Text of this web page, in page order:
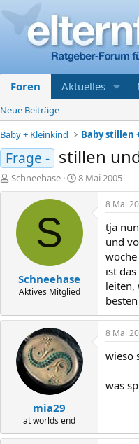
Foren Aktuelles
Neue Beiträge
Baby + Kleinkind
Baby stillen
Frage - stillen
E
r
Schneehase
E
r
t
e
l
a
m
8 Mai 2005
S
Schneehase
Aktives Mitglied
8 Mai
tja
und
ist
leiten,
mia29
at worlds end
8 Mai
wieso
was